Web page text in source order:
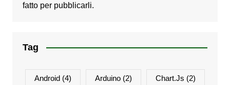
fatto per pubblicarli.
Tag
Android(4) Arduino (2) Chart.js (2)